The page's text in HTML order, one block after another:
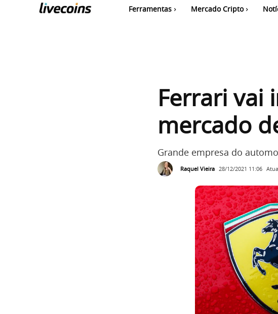
Ferramentas Mercado Cripto
Ferrari vai
mercado
Grande empresa do
Raquel Vieira 28/12/2021 11:06